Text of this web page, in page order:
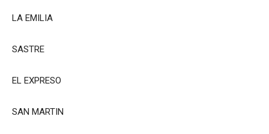
LA EMILIA
SASTRE
EL EXPRESO
SAN MARTIN